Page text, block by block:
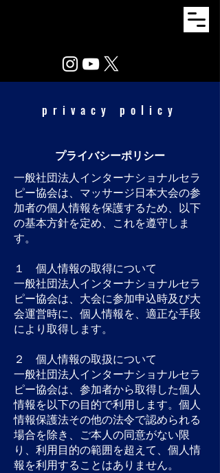
privacy policy
プライバシーポリシー
一般社団法人インターナショナルセラ
ピー協会は、マッサージ日本大会の参
加者の個人情報を保護するため、以下
の基本方針を定め、これを遵守しま
す。
１ 個人情報の取得について
一般社団法人インターナショナルセラ
ピー協会は、大会に参加申込時及び大
会運営時に、個人情報を、適正な手段
により取得します。
２ 個人情報の取扱について
一般社団法人インターナショナルセラ
ピー協会は、参加者から取得した個人
情報を以下の目的で利用します。個人
情報保護法その他の法令で認められる
場合を除き、ご本人の同意がない限
り、利用目的の範囲を超えて、個人情
報を利用することはありません。